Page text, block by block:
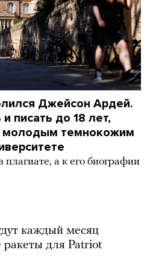
Джейсон Ардей.
писать до 18 лет,
молодым темнокожим
плагиате, а к его биографии
каждый месяц
ракеты для Patriot